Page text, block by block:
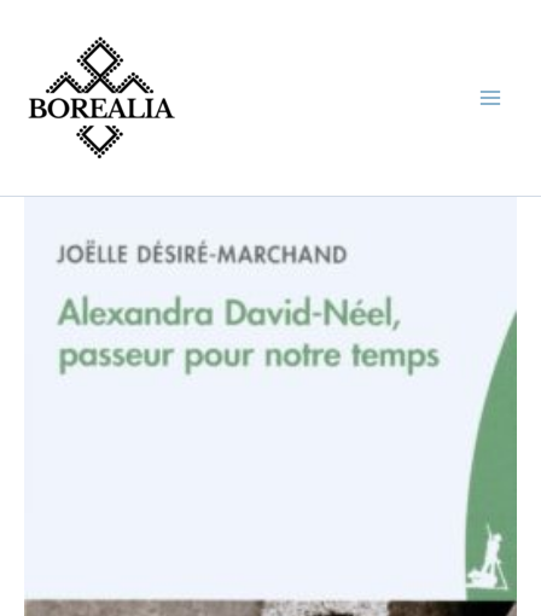
contenu
ALEXANDRA
NEEL,
PASSEUR
POUR
NOTRE